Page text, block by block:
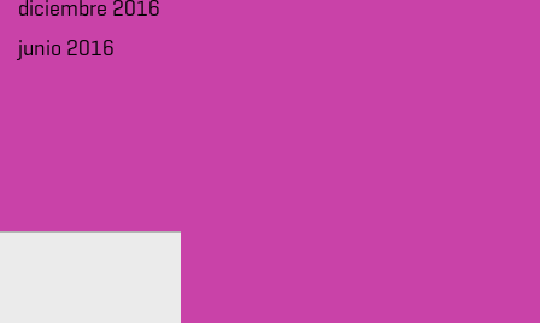
diciembre 2016
junio 2016